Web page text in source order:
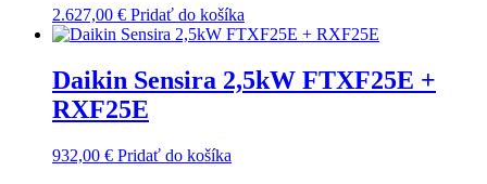
2.627,00 € Pridať do košíka
Daikin Sensira 2,5kW FTXF25E +
RXF25E
932,00 € Pridať do košíka